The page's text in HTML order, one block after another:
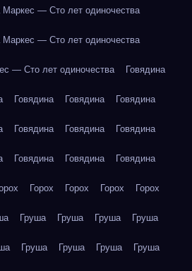
Маркес — Сто лет одиночества
Маркес — Сто лет одиночества
— Сто лет одиночества Говядина
Говядина Говядина Говядина
Говядина Говядина Говядина
Говядина Говядина Говядина
Горох Горох Горох Горох
Груша Груша Груша Груша
Груша Груша Груша Груша